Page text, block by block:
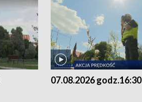
07.08.2026 godz.16:30